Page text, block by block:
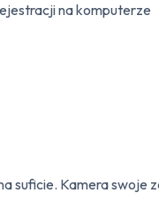
na komputerze
suficie. Kamera swoje